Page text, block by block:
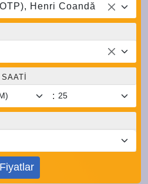
Henri Coandă
:
Fiyatlar